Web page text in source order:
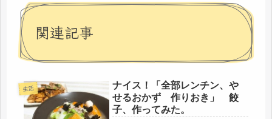
関連記事
生活
ナイス！「全部レンチン、や
せるおかず 作りおき」 餃
子、作ってみた。